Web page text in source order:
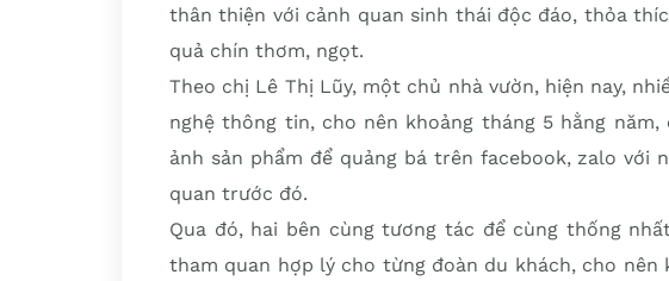
thân thiện với cảnh quan sinh thái độc đáo, thỏa
quả chín thơm, ngọt.
Theo chị Lê Thị Lũy, một chủ nhà vườn, hiện nay,
nghệ thông tin, cho nên khoảng tháng 5 hằng
ảnh sản phẩm để quảng bá trên facebook, zalo với
quan trước đó.
Qua đó, hai bên cùng tương tác để cùng thống
tham quan hợp lý cho từng đoàn du khách, cho nên